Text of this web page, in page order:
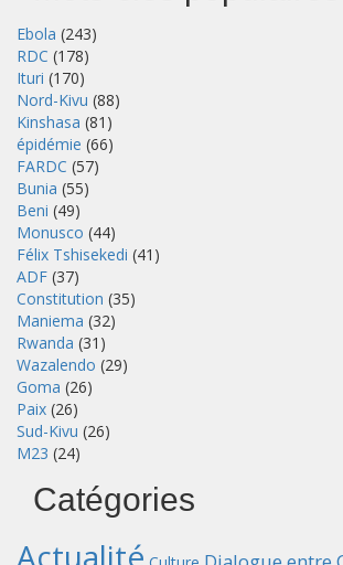
Ebola (243)
RDC (178)
Ituri (170)
Nord-Kivu (88)
Kinshasa (81)
épidémie (66)
FARDC (57)
Bunia (55)
Beni (49)
Monusco (44)
Félix Tshisekedi (41)
ADF (37)
Constitution (35)
Maniema (32)
Rwanda (31)
Wazalendo (29)
Goma (26)
Paix (26)
Sud-Kivu (26)
M23 (24)
Catégories
Actualité